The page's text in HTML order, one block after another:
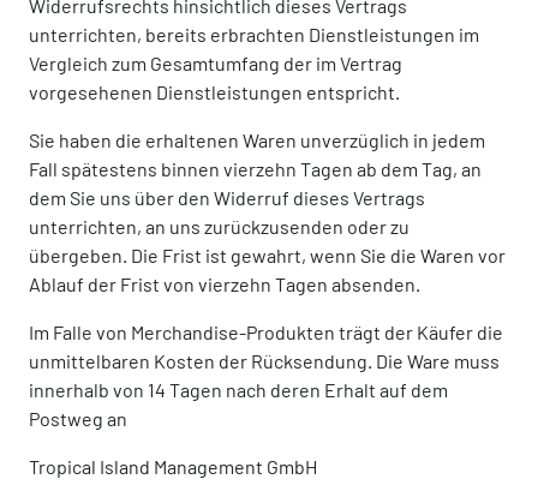
Widerrufsrechts hinsichtlich dieses Vertrags
unterrichten, bereits erbrachten Dienstleistungen im
Vergleich zum Gesamtumfang der im Vertrag
vorgesehenen Dienstleistungen entspricht.
Sie haben die erhaltenen Waren unverzüglich in jedem
Fall spätestens binnen vierzehn Tagen ab dem Tag, an
dem Sie uns über den Widerruf dieses Vertrags
unterrichten, an uns zurückzusenden oder zu
übergeben. Die Frist ist gewahrt, wenn Sie die Waren vor
Ablauf der Frist von vierzehn Tagen absenden.
Im Falle von Merchandise-Produkten trägt der Käufer die
unmittelbaren Kosten der Rücksendung. Die Ware muss
innerhalb von 14 Tagen nach deren Erhalt auf dem
Postweg an
Tropical Island Management GmbH